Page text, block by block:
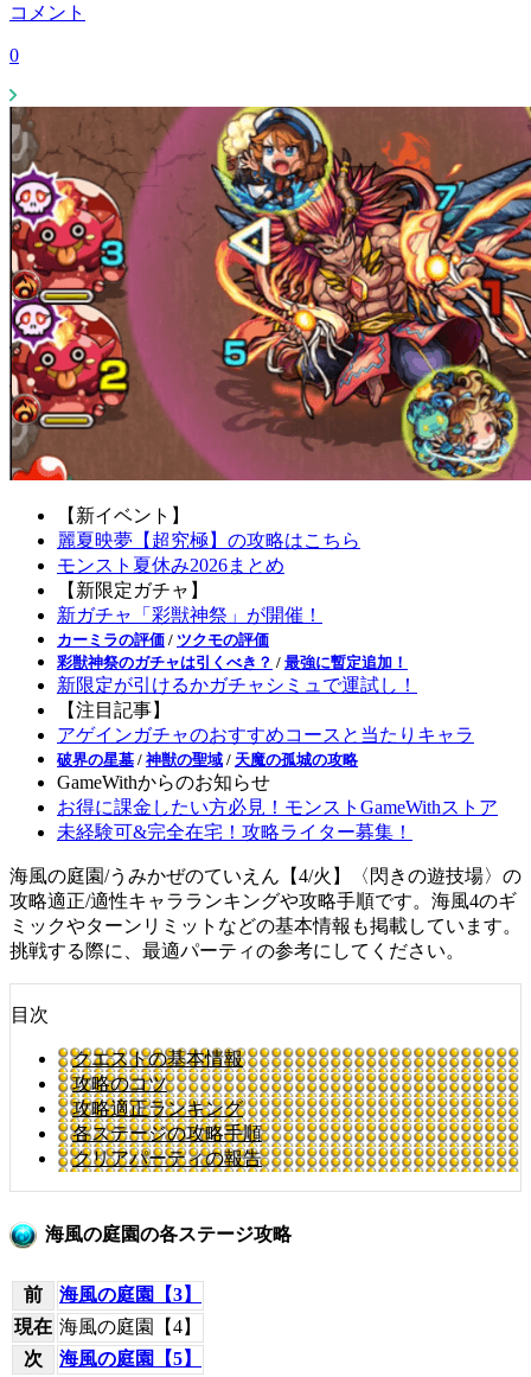
コメント
0
【新イベント】
麗夏映夢【超究極】の攻略はこちら
モンスト夏休み2026まとめ
【新限定ガチャ】
新ガチャ「彩獣神祭」が開催！
カーミラの評価 / ツクモの評価
彩獣神祭のガチャは引くべき？ / 最強に暫定追加！
新限定が引けるかガチャシミュで運試し！
【注目記事】
アゲインガチャのおすすめコースと当たりキャラ
破界の星墓 / 神獣の聖域 / 天魔の孤城の攻略
GameWithからのお知らせ
お得に課金したい方必見！モンストGameWithストア
未経験可&完全在宅！攻略ライター募集！
海風の庭園/うみかぜのていえん【4/火】〈閃きの遊技場〉の
攻略適正/適性キャラランキングや攻略手順です。海風4のギ
ミックやターンリミットなどの基本情報も掲載しています。
挑戦する際に、最適パーティの参考にしてください。
目次
クエストの基本情報
攻略のコツ
攻略適正ランキング
各ステージの攻略手順
クリアパーティの報告
海風の庭園の各ステージ攻略
前
海風の庭園【3】
現在 海風の庭園【4】
次
海風の庭園【5】